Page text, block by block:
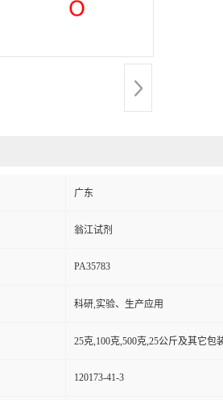
广东
翁江试剂
PA35783
科研,实验、生产应用
25克,100克,500克,25公斤及其它包
120173-41-3